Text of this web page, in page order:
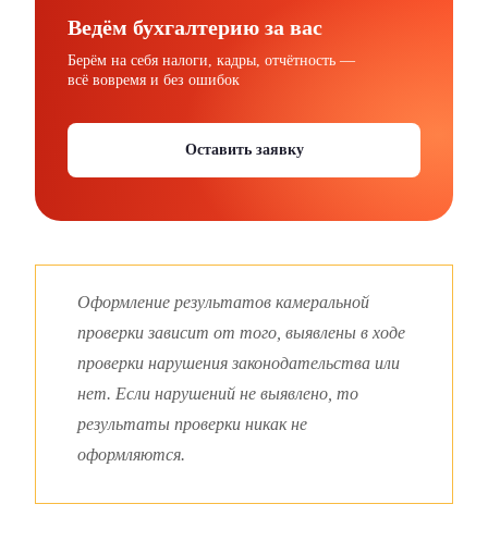
Ведём бухгалтерию за вас
Берём на себя налоги, кадры, отчётность —
всё вовремя и без ошибок
Оставить заявку
Оформление результатов камеральной
проверки зависит от того, выявлены в ходе
проверки нарушения законодательства или
нет. Если нарушений не выявлено, то
результаты проверки никак не
оформляются.